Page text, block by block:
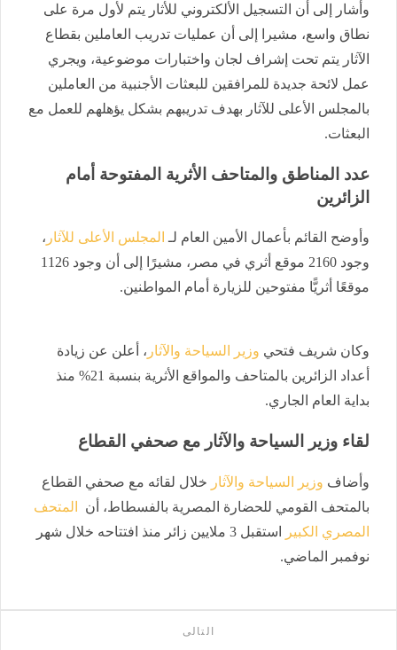
وأشار إلى أن التسجيل الألكتروني للأثار يتم لأول مرة على
نطاق واسع، مشيرا إلى أن عمليات تدريب العاملين بقطاع
الآثار يتم تحت إشراف لجان واختبارات موضوعية، ويجري
عمل لائحة جديدة للمرافقين للبعثات الأجنبية من العاملين
بالمجلس الأعلى للآثار بهدف تدريبهم بشكل يؤهلهم للعمل مع
البعثات.
عدد المناطق والمتاحف الأثرية المفتوحة أمام
الزائرين
وأوضح القائم بأعمال الأمين العام لـ المجلس الأعلى للآثار ،
وجود 2160 موقع أثري في مصر، مشيرًا إلى أن وجود 1126
موقعًا أثريًّا مفتوحين للزيارة أمام المواطنين.
وكان شريف فتحي وزير السياحة والآثار ، أعلن عن زيادة
أعداد الزائرين بالمتاحف والمواقع الأثرية بنسبة 21% منذ
بداية العام الجاري.
لقاء وزير السياحة والآثار مع صحفي القطاع
وأضاف وزير السياحة والآثار خلال لقائه مع صحفي القطاع
بالمتحف القومي للحضارة المصرية بالفسطاط، أن
المتحف
المصري الكبير
استقبل 3 ملايين زائر منذ افتتاحه خلال شهر
نوفمبر الماضي.
التالى